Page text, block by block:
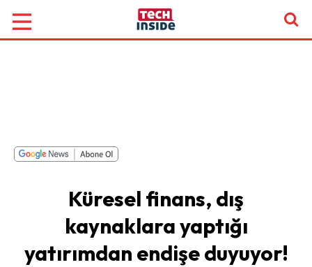
Küresel finans, dış
kaynaklara yaptığı
yatırımdan endişe duyuyor!